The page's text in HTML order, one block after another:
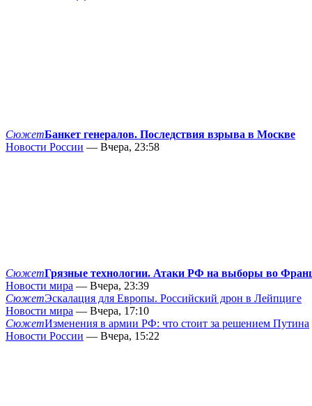
СюжетБанкет генералов. Последствия взрыва в Москве
Новости России — Вчера, 23:58
СюжетГрязные технологии. Атаки РФ на выборы во
Новости мира — Вчера, 23:39
СюжетЭскалация для Европы. Российский дрон в Лейпциге
Новости мира — Вчера, 17:10
СюжетИзменения в армии РФ: что стоит за решением Путина
Новости России — Вчера, 15:22